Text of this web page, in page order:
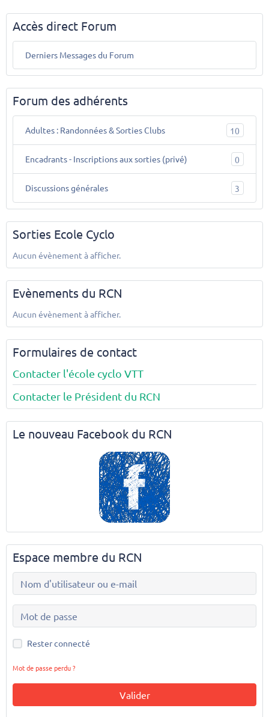
Accès direct Forum
Derniers Messages du Forum
Forum des adhérents
Adultes : Randonnées & Sorties Clubs 10
Encadrants - Inscriptions aux sorties (privé) 0
Discussions générales 3
Sorties Ecole Cyclo
Aucun évènement à afficher.
Evènements du RCN
Aucun évènement à afficher.
Formulaires de contact
Contacter l'école cyclo VTT
Contacter le Président du RCN
Le nouveau Facebook du RCN
Espace membre du RCN
Rester connecté
Mot de passe perdu ?
Valider